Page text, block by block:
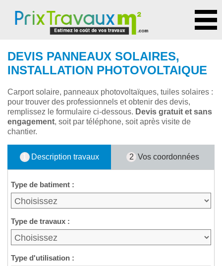
DEVIS PANNEAUX SOLAIRES,
INSTALLATION PHOTOVOLTAIQUE
Carport solaire, panneaux photovoltaïques, tuiles solaires :
pour trouver des professionnels et obtenir des devis,
remplissez le formulaire ci-dessous. Devis gratuit et sans
engagement, soit par téléphone, soit après visite de
chantier.
Description travaux 2 Vos coordonnées
Type de batiment :
Type de travaux :
Type d'utilisation :